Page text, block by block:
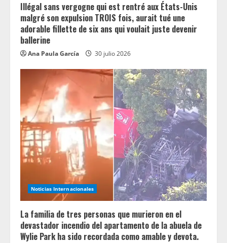
Illégal sans vergogne qui est rentré aux États-Unis
malgré son expulsion TROIS fois, aurait tué une
adorable fillette de six ans qui voulait juste devenir
ballerine
Ana Paula García 30 julio 2026
Noticias Internacionales
La familia de tres personas que murieron en el
devastador incendio del apartamento de la abuela de
Wylie Park ha sido recordada como amable y devota.